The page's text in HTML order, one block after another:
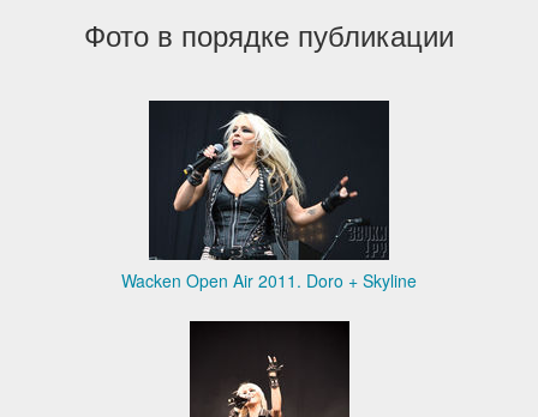
Фото в порядке публикации
Wacken Open Air 2011. Doro + Skyline